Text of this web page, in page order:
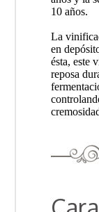
10 años.
La
en
ésta, este
reposa